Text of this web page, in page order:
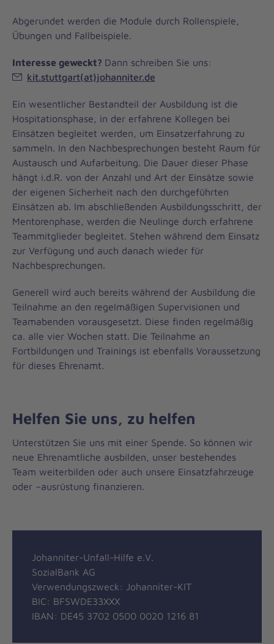
Abgerundet werden die Module durch Rollenspiele,
Übungen und Fallbeispiele.
Interesse geweckt? Dann schreiben Sie uns:
kit.stuttgart(at)johanniter.de
Ein wesentlicher Bestandteil der Ausbildung ist die
Hospitationsphase, in der erfahrene Kollegen bei
Einsätzen begleitet werden, um Einsatzerfahrung zu
sammeln. In den Nachbesprechungen besteht Raum für
Austausch und Aufarbeitung. Die Dauer dieser Phase
hängt i.d.R. von der Anzahl und Art der Einsätze sowie
der eigenen Sicherheit nach den durchgeführten
Einsätzen ab. Im abschließenden Ausbildungsschritt, der
Mentorenphase, werden die Neulinge durch erfahrene
Teammitglieder begleitet. Stehen während dem Einsatz
zur Verfügung und auch danach wieder für
Nachbesprechungen.
Generell wird auch bereits während der Ausbildung die
Teilnahme an den regelmäßigen Supervisionen und
Teamabenden vorausgesetzt. Diese finden regelmäßig
ca. alle vier Wochen statt. Die Teilnahme an
Fortbildungen und Trainings ist ebenfalls Voraussetzung
für dieses Ehrenamt.
Helfen Sie uns, zu helfen
Unterstützen Sie uns mit einer Spende. So können wir
neue Ehrenamtliche ausbilden, unser bestehendes
Team weiterbilden oder auch unsere Einsatzfahrzeuge
oder –ausrüstung finanzieren.
Johanniter-Unfall-Hilfe e.V.
SozialBank AG
Verwendungszweck: Johanniter-KIT
BIC: BFSWDE33XXX
IBAN: DE45 3702 0500 0020 1216 81